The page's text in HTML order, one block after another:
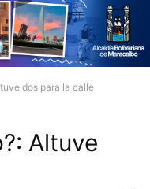
dos para la calle
Altuve